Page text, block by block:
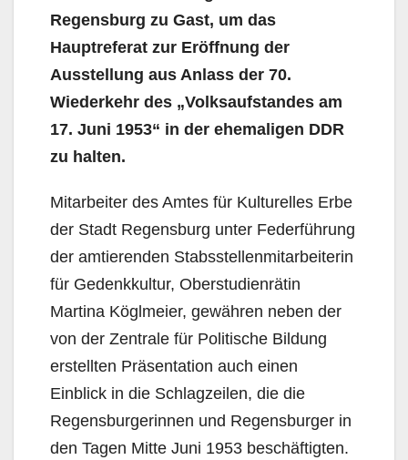
Regensburg zu Gast, um das
Hauptreferat zur Eröffnung der
Ausstellung aus Anlass der 70.
Wiederkehr des „Volksaufstandes am
17. Juni 1953“ in der ehemaligen DDR
zu halten.
Mitarbeiter des Amtes für Kulturelles Erbe
der Stadt Regensburg unter Federführung
der amtierenden Stabsstellenmitarbeiterin
für Gedenkkultur, Oberstudienrätin
Martina Köglmeier, gewähren neben der
von der Zentrale für Politische Bildung
erstellten Präsentation auch einen
Einblick in die Schlagzeilen, die die
Regensburgerinnen und Regensburger in
den Tagen Mitte Juni 1953 beschäftigten.